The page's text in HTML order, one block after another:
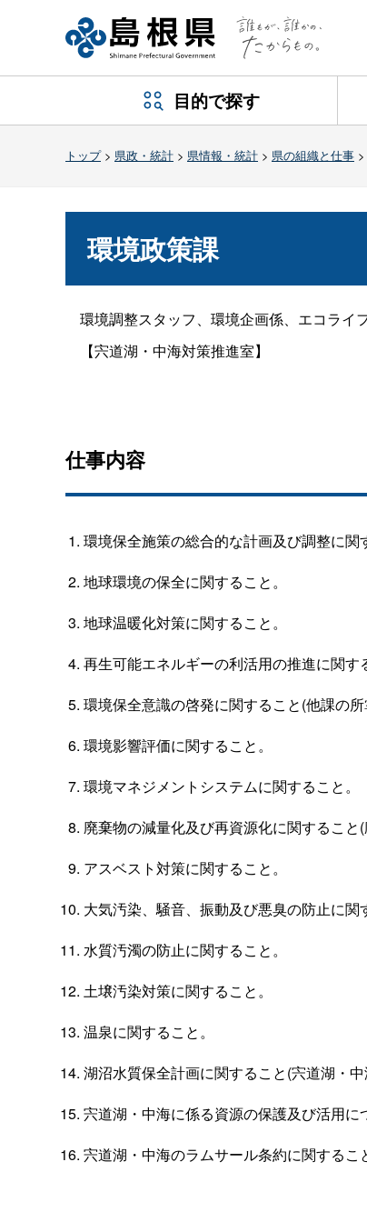
目的で探す
トップ> 県政・統計 > 県情報・統計 > 県の組織と仕事 >
環境政策課
環境調整スタッフ、環境企画係、エコライ
【宍道湖・中海対策推進室】
仕事内容
環境保全施策の総合的な計画及び調整に関
地球環境の保全に関すること。
地球温暖化対策に関すること。
再生可能エネルギーの利活用の推進に関す
環境保全意識の啓発に関すること(他課の所
環境影響評価に関すること。
環境マネジメントシステムに関すること。
廃棄物の減量化及び再資源化に関すること
アスベスト対策に関すること。
大気汚染、騒音、振動及び悪臭の防止に関
水質汚濁の防止に関すること。
土壌汚染対策に関すること。
温泉に関すること。
湖沼水質保全計画に関すること(宍道湖・中
宍道湖・中海に係る資源の保護及び活用に
宍道湖・中海のラムサール条約に関するこ